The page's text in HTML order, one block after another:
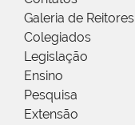
Galeria de Reitores
Colegiados
Legislação
Ensino
Pesquisa
Extensão